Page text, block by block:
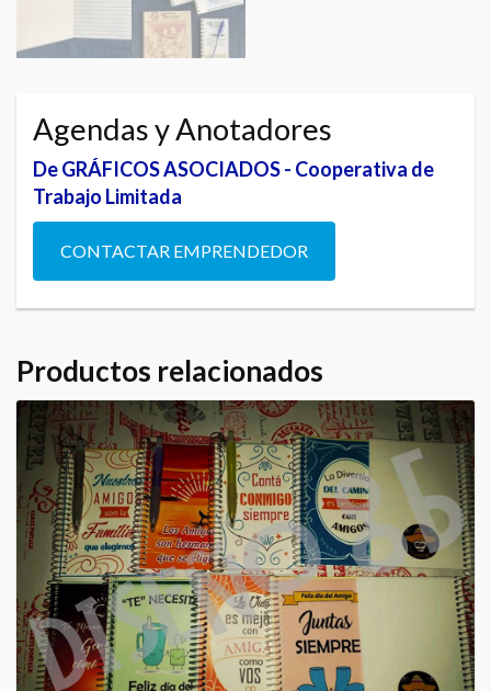
Agendas y Anotadores
De GRÁFICOS ASOCIADOS - Cooperativa de
Trabajo Limitada
CONTACTAR EMPRENDEDOR
Productos relacionados